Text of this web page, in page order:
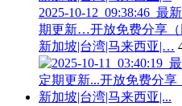
2025-10-12_09:38:46_
期更新…开放免费分享（
新加坡|台湾|马来西亚|…